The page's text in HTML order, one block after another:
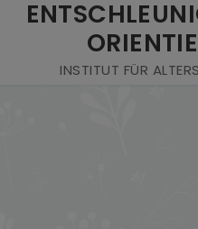
INSTITUT FÜR